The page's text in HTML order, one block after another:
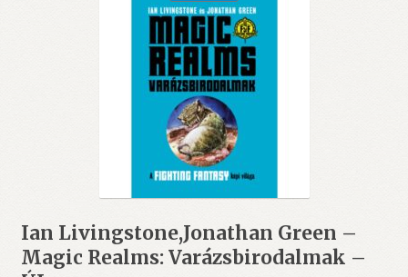
Ian Livingstone,Jonathan Green –
Magic Realms: Varázsbirodalmak –